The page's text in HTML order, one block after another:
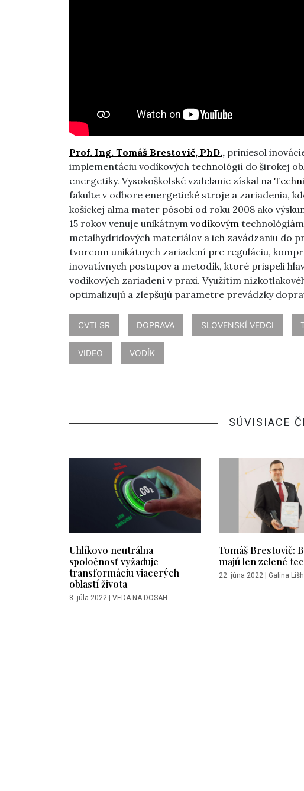
Prof. Ing. Tomáš Brestovič, PhD., priniesol
implementáciu vodíkových technológií do širokej
energetiky. Vysokoškolské vzdelanie získal na
fakulte v odbore energetické stroje a zariadenia,
košickej alma mater pôsobí od roku 2008 ako
15 rokov venuje unikátnym vodíkovým
metalhydridových materiálov a ich zavádzaniu do
tvorcom unikátnych zariadení pre reguláciu,
inovatívnych postupov a metodík, ktoré prispeli
vodíkových zariadení v praxi. Využitím
optimalizujú a zlepšujú parametre prevádzky
CVTI SR DOPRAVA SLOVENSKÍ VEDCI
VIDEO VODÍK
SÚVISIACE
Uhlíkovo neutrálna
spoločnosť vyžaduje
transformáciu viacerých
oblastí života
8. júla 2022 VEDA NA DOSAH
Tomáš Brestovič:
majú len zelené
22. júna 2022 Galina